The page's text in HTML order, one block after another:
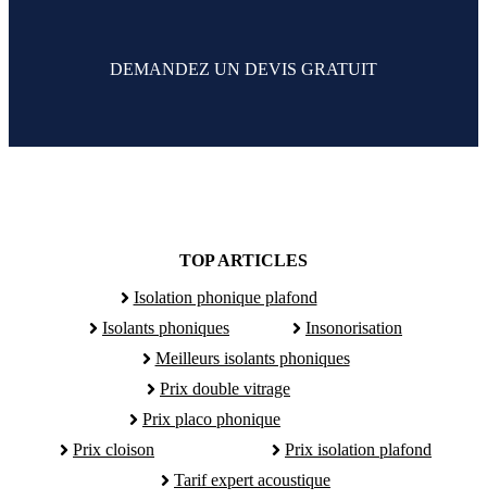
DEMANDEZ UN DEVIS GRATUIT
TOP ARTICLES
Isolation phonique plafond
Isolants phoniques
Insonorisation
Meilleurs isolants phoniques
Prix double vitrage
Prix placo phonique
Prix cloison
Prix isolation plafond
Tarif expert acoustique